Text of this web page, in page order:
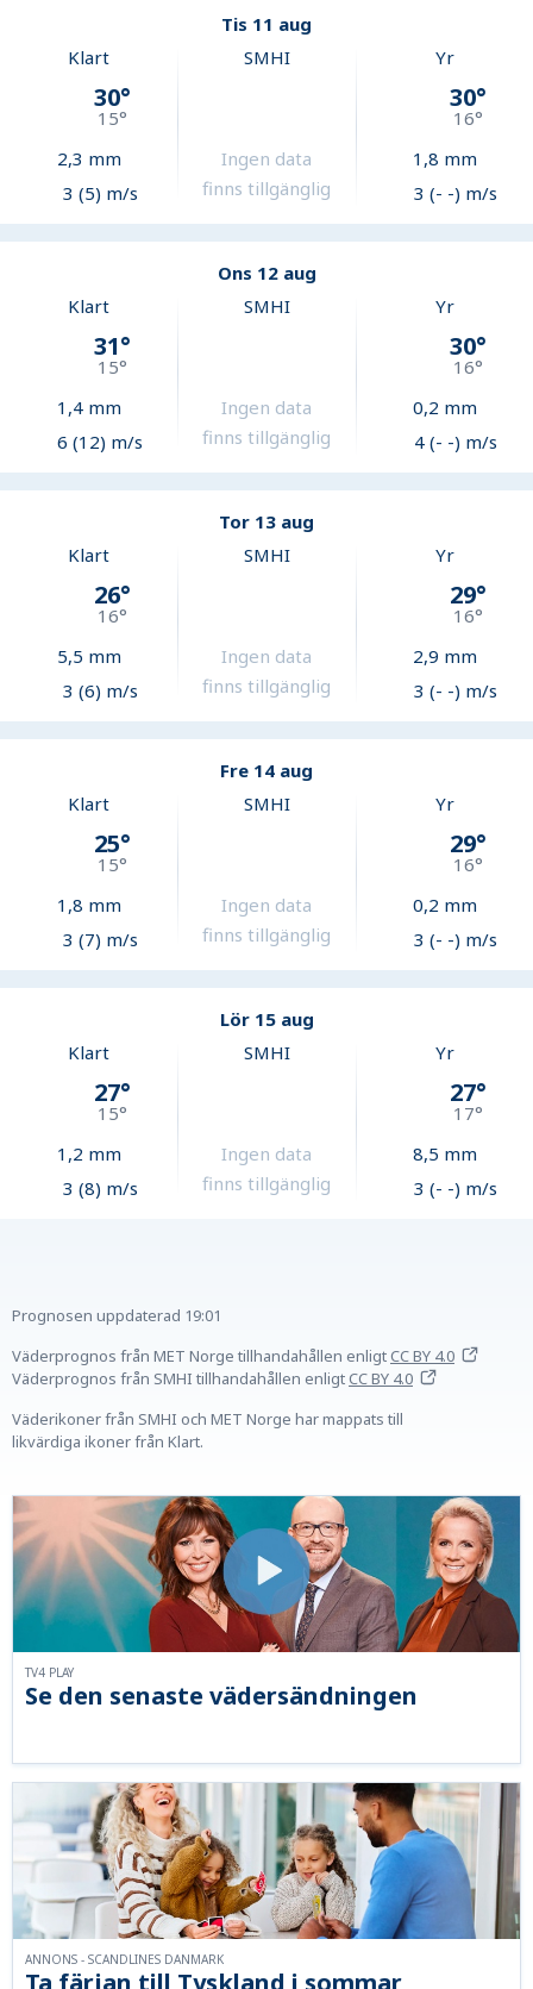
Tis 11 aug
Klart
30°
15°
2,3 mm
3 (5) m/s
SMHI
Ingen data
finns tillgänglig
Yr
30°
16°
1,8 mm
3 (- -) m/s
Ons 12 aug
Klart
31°
15°
1,4mm
6 (12) m/s
SMHI
Ingen data
finns tillgänglig
Yr
30°
16°
0,2 mm
4 (- -) m/s
Tor 13 aug
Klart
26°
16°
5,5 mm
3 (6) m/s
SMHI
Ingen data
finns tillgänglig
Yr
29°
16°
2,9 mm
3 (- -) m/s
Fre 14 aug
Klart
25°
15°
1,8 mm
3 (7) m/s
SMHI
Ingen data
finns tillgänglig
Yr
29°
16°
0,2 mm
3 (- -) m/s
Lör 15 aug
Klart
27°
15°
1,2 mm
3 (8) m/s
SMHI
Ingen data
finns tillgänglig
Yr
27°
17°
8,5 mm
3 (- -) m/s
Prognosen uppdaterad 19:01
Väderprognos från MET Norge tillhandahållen enligtCC BY 4.0
Väderprognos från SMHI tillhandahållen enligtCC BY 4.0
Väderikoner från SMHI och MET Norge har mappats till
likvärdiga ikoner från Klart.
Se den senaste vädersändningen
TV4 PLAY
ANNONS - SCANDLINES DANMARK